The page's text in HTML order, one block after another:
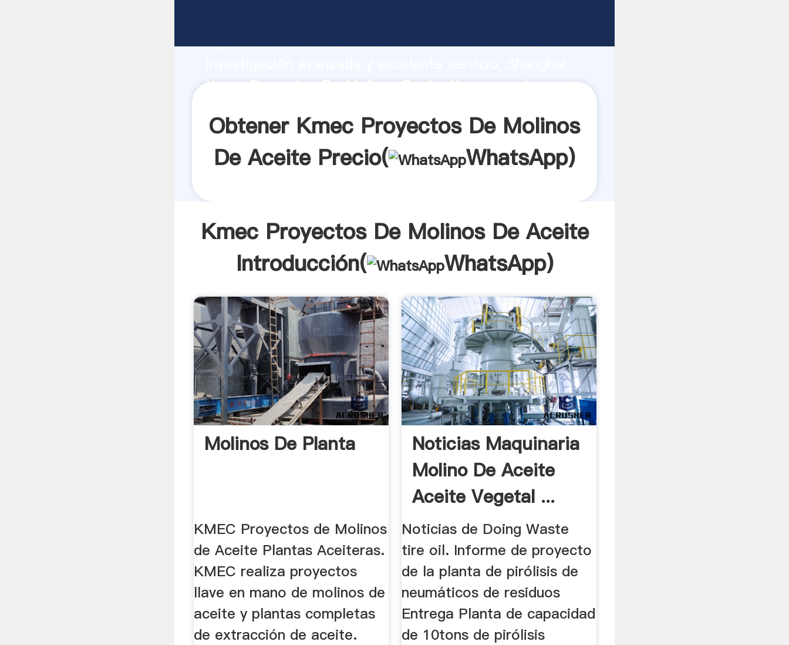
Agarrando fuerte capacidad de producción, fuerza de
Kmec Proyectos De Molinos De Aceite proveedor crea
Obtener Kmec Proyectos De Molinos
De Aceite Precio(
WhatsApp)
Kmec Proyectos De Molinos De Aceite
Introducción(
WhatsApp)
Molinos De Planta
KMEC Proyectos de Molinos
de Aceite Plantas Aceiteras.
KMEC realiza proyectos
llave en mano de molinos de
aceite y plantas completas
de extracción de aceite.
Noticias Maquinaria
Molino De Aceite
Aceite Vegetal ...
Noticias de Doing Waste
tire oil. Informe de proyecto
de la planta de pirólisis de
neumáticos de residuos
Entrega Planta de capacidad
de 10tons de pirólisis